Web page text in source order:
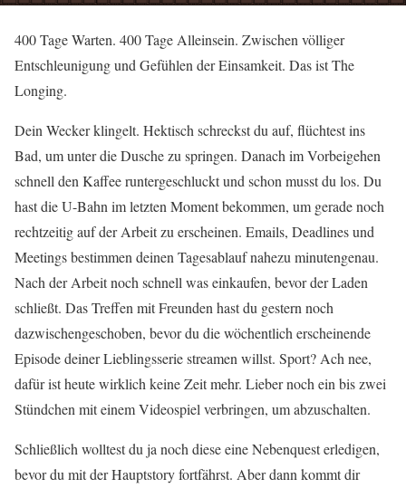
400 Tage Warten. 400 Tage Alleinsein. Zwischen völliger
Entschleunigung und Gefühlen der Einsamkeit. Das ist The
Longing.
Dein Wecker klingelt. Hektisch schreckst du auf, flüchtest ins
Bad, um unter die Dusche zu springen. Danach im Vorbeigehen
schnell den Kaffee runtergeschluckt und schon musst du los. Du
hast die U-Bahn im letzten Moment bekommen, um gerade noch
rechtzeitig auf der Arbeit zu erscheinen. Emails, Deadlines und
Meetings bestimmen deinen Tagesablauf nahezu minutengenau.
Nach der Arbeit noch schnell was einkaufen, bevor der Laden
schließt. Das Treffen mit Freunden hast du gestern noch
dazwischengeschoben, bevor du die wöchentlich erscheinende
Episode deiner Lieblingsserie streamen willst. Sport? Ach nee,
dafür ist heute wirklich keine Zeit mehr. Lieber noch ein bis zwei
Stündchen mit einem Videospiel verbringen, um abzuschalten.
Schließlich wolltest du ja noch diese eine Nebenquest erledigen,
bevor du mit der Hauptstory fortfährst. Aber dann kommt dir